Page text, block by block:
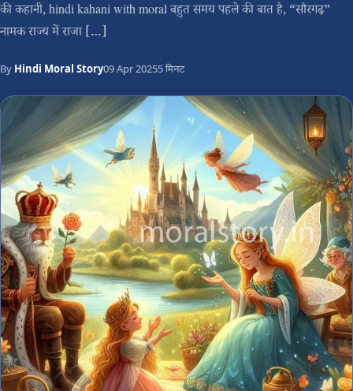
की कहानी, hindi kahani with moral बहुत समय पहले की बात है, “सौरगढ़”
नामक राज्य में राजा […]
By Hindi Moral Story09 Apr 20255 मिनट